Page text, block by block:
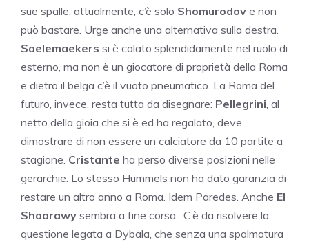
sue spalle, attualmente, c’è solo Shomurodov e non
può bastare. Urge anche una alternativa sulla destra.
Saelemaekers si è calato splendidamente nel ruolo di
esterno, ma non è un giocatore di proprietà della Roma
e dietro il belga c’è il vuoto pneumatico. La Roma del
futuro, invece, resta tutta da disegnare: Pellegrini , al
netto della gioia che si è ed ha regalato, deve
dimostrare di non essere un calciatore da 10 partite a
stagione. Cristante ha perso diverse posizioni nelle
gerarchie. Lo stesso Hummels non ha dato garanzia di
restare un altro anno a Roma. Idem Paredes. Anche El
Shaarawy sembra a fine corsa. C’è da risolvere la
questione legata a Dybala, che senza una spalmatura